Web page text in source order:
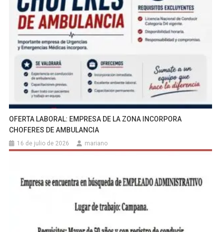
OFERTA LABORAL: EMPRESA DE LA ZONA INCORPORA
CHOFERES DE AMBULANCIA
16 de julio de 2026 mariano